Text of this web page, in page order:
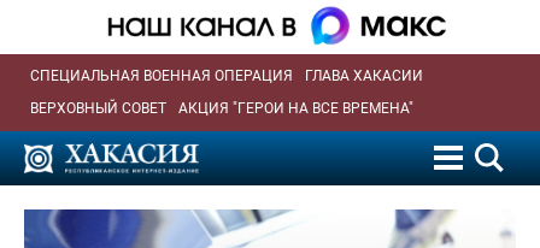
СПЕЦИАЛЬНАЯ ВОЕННАЯ ОПЕРАЦИЯ
ГЛАВА ХАКАСИИ
ВЕРХОВНЫЙ СОВЕТ
АКЦИЯ "ГЕРОИ НА ВСЕ ВРЕМЕНА"